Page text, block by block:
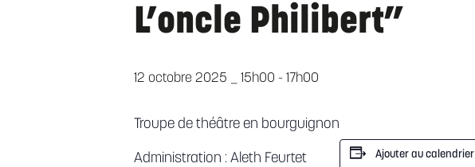
L’oncle Philibert”
12 octobre 2025 _ 15h00 - 17h00
Troupe de théâtre en bourguignon
Administration : Aleth Feurtet Ajouter au calendrier